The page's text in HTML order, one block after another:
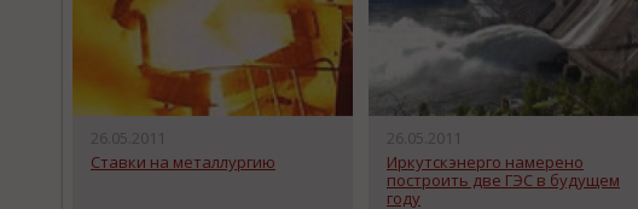
26.05.2011
Ставки на металлургию
26.05.2011
Иркутскэнерго намерено
построить две ГЭС в будущем
году